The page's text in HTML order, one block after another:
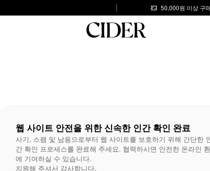
50,000원 이상 구
웹 사이트 안전을 위한 신속한 인간 확인 완료
사기, 스팸 및 남용으로부터 웹 사이트를 보호하기 위해 간단한
간 확인 프로세스를 완료해 주세요. 협력하시면 안전한 온라인
에 기여하실 수 있습니다.
지원해 주셔서 감사합니다.